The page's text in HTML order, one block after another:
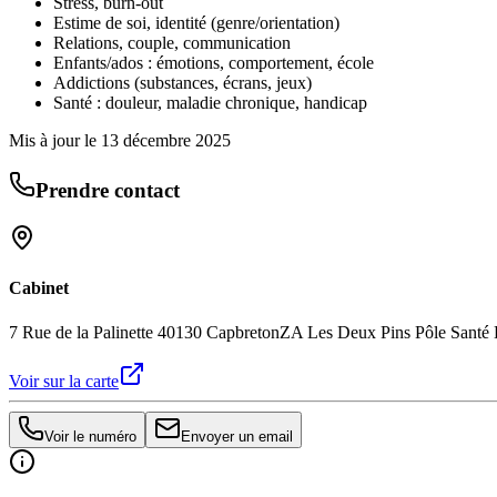
Estime de soi, identité (genre/orientation)
Relations, couple, communication
Enfants/ados : émotions, comportement, école
Addictions (substances, écrans, jeux)
Santé : douleur, maladie chronique, handicap
Mis à jour le 13 décembre 2025
Prendre contact
Cabinet
7 Rue de la Palinette 40130 CapbretonZA Les Deux Pins Pôle Santé
Voir sur la carte
Voir le numéro Envoyer un email